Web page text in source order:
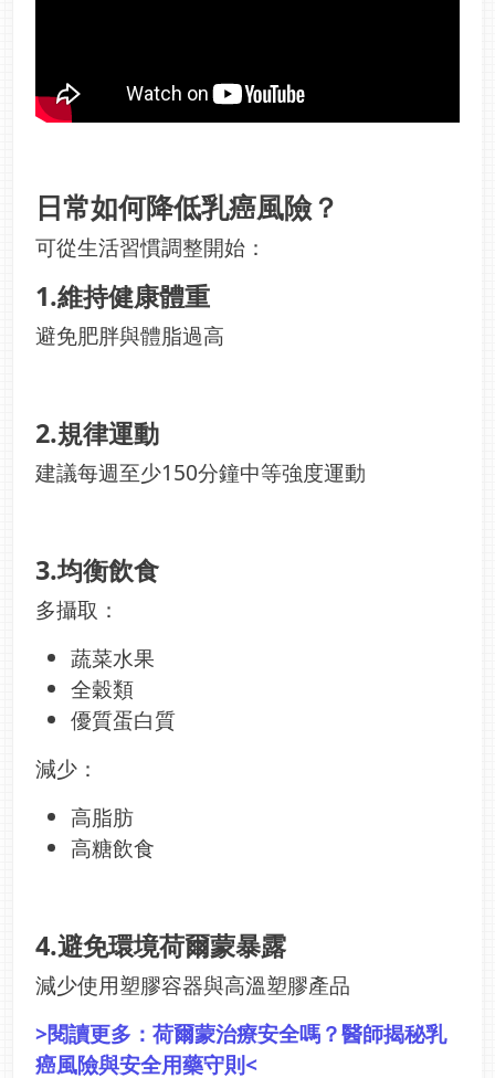
日常如何降低乳癌風險？
可從生活習慣調整開始：
1.維持健康體重
避免肥胖與體脂過高
2.規律運動
建議每週至少150分鐘中等強度運動
3.均衡飲食
多攝取：
蔬菜水果
全穀類
優質蛋白質
減少：
高脂肪
高糖飲食
4.避免環境荷爾蒙暴露
減少使用塑膠容器與高溫塑膠產品
>閱讀更多： 荷爾蒙治療安全嗎？醫師揭秘乳
癌風險與安全用藥守則<